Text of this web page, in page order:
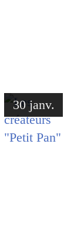
30 janv.